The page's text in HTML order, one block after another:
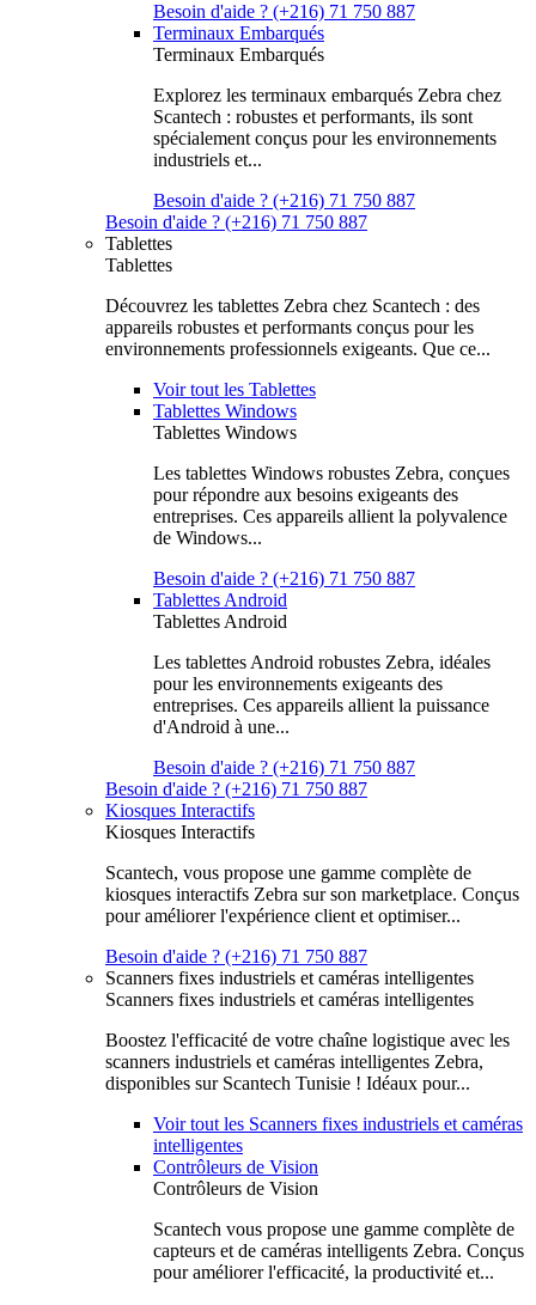
Besoin d'aide ? (+216) 71 750 887
Terminaux Embarqués
Terminaux Embarqués
Explorez les terminaux embarqués Zebra chez
Scantech : robustes et performants, ils sont
spécialement conçus pour les environnements
industriels et...
Besoin d'aide ? (+216) 71 750 887
Besoin d'aide ? (+216) 71 750 887
Tablettes
Tablettes
Découvrez les tablettes Zebra chez Scantech : des
appareils robustes et performants conçus pour les
environnements professionnels exigeants. Que ce...
Voir tout les Tablettes
Tablettes Windows
Tablettes Windows
Les tablettes Windows robustes Zebra, conçues
pour répondre aux besoins exigeants des
entreprises. Ces appareils allient la polyvalence
de Windows...
Besoin d'aide ? (+216) 71 750 887
Tablettes Android
Tablettes Android
Les tablettes Android robustes Zebra, idéales
pour les environnements exigeants des
entreprises. Ces appareils allient la puissance
d'Android à une...
Besoin d'aide ? (+216) 71 750 887
Besoin d'aide ? (+216) 71 750 887
Kiosques Interactifs
Kiosques Interactifs
Scantech, vous propose une gamme complète de
kiosques interactifs Zebra sur son marketplace. Conçus
pour améliorer l'expérience client et optimiser...
Besoin d'aide ? (+216) 71 750 887
Scanners fixes industriels et caméras intelligentes
Scanners fixes industriels et caméras intelligentes
Boostez l'efficacité de votre chaîne logistique avec les
scanners industriels et caméras intelligentes Zebra,
disponibles sur Scantech Tunisie ! Idéaux pour...
Voir tout les Scanners fixes industriels et caméras
intelligentes
Contrôleurs de Vision
Contrôleurs de Vision
Scantech vous propose une gamme complète de
capteurs et de caméras intelligents Zebra. Conçus
pour améliorer l'efficacité, la productivité et...